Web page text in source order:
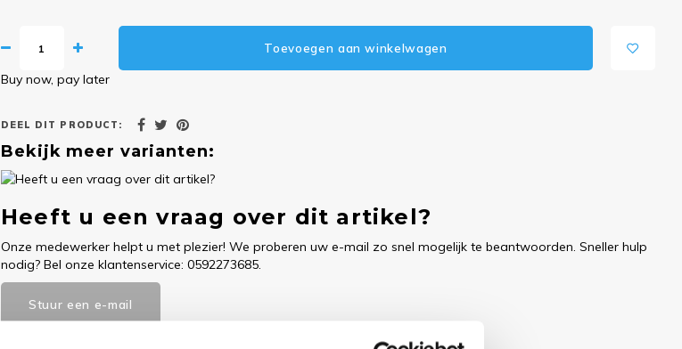
Toevoegen aan winkelwagen
Buy now, pay later
DEEL DIT PRODUCT:
Bekijk meer varianten:
Heeft u een vraag over dit artikel?
Onze medewerker helpt u met plezier! We proberen uw e-mail zo snel mogelijk te beantwoorden. Sneller hulp
nodig? Bel onze klantenservice: 0592273685.
Stuur een e-mail